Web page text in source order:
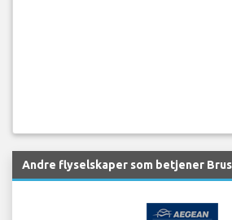
Andre flyselskaper som betjener